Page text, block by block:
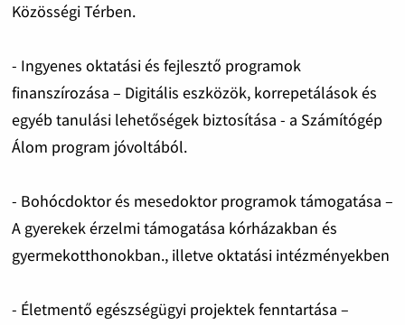
Közösségi Térben.
- Ingyenes oktatási és fejlesztő programok
finanszírozása – Digitális eszközök, korrepetálások és
egyéb tanulási lehetőségek biztosítása - a Számítógép
Álom program jóvoltából.
- Bohócdoktor és mesedoktor programok támogatása –
A gyerekek érzelmi támogatása kórházakban és
gyermekotthonokban., illetve oktatási intézményekben
- Életmentő egészségügyi projektek fenntartása –